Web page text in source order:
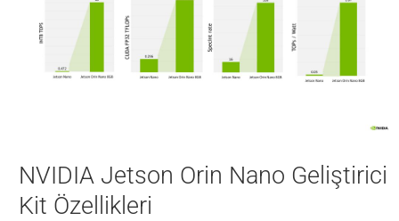
NVIDIA Jetson Orin Nano Geliştirici
Kit Özellikleri